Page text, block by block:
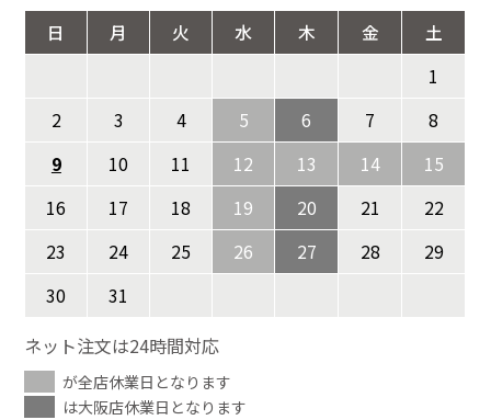
日 月 火 水 木 金
土
1
2
3 4 5 6 7
8
9
10 11 12 13 14
15
16
17 18 19 20 21
22
23
24 25 26 27 28
29
30
31
ネット注文は24時間対応
が全店休業日となります
は大阪店休業日となります